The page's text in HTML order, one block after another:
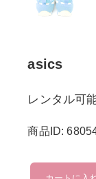
asics
レンタル可
商品ID:
asics